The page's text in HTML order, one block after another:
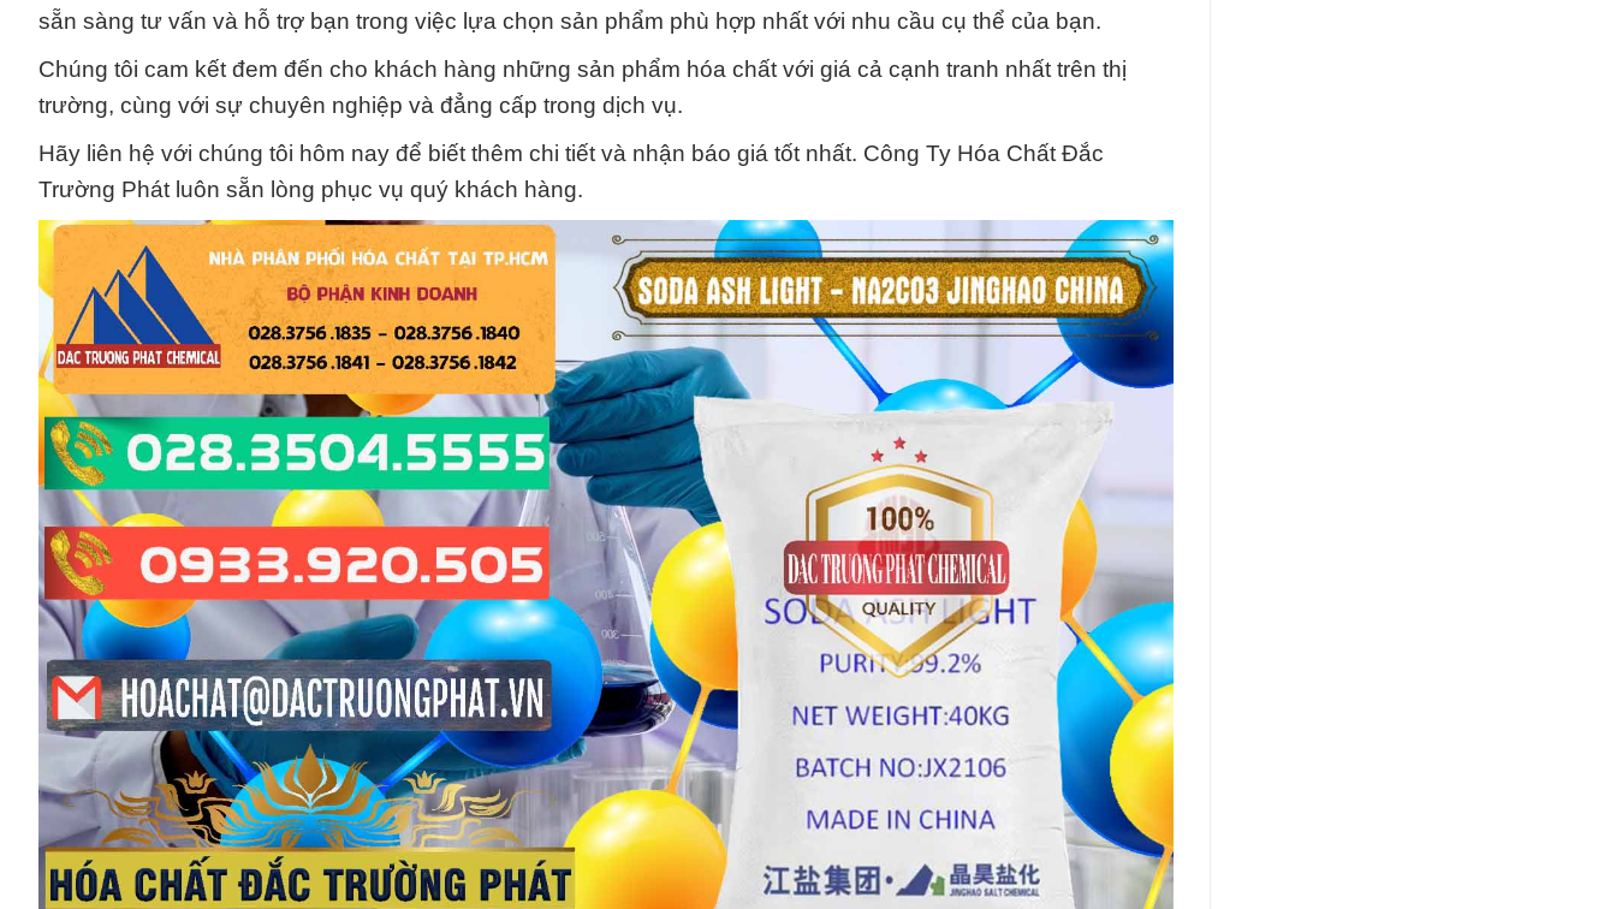
sẵn sàng tư vấn và hỗ trợ bạn trong việc lựa chọn sản phẩm phù hợp nhất với nhu cầu cụ thể của bạn.
Chúng tôi cam kết đem đến cho khách hàng những sản phẩm hóa chất với giá cả cạnh tranh nhất trên thị
trường, cùng với sự chuyên nghiệp và đẳng cấp trong dịch vụ.
Hãy liên hệ với chúng tôi hôm nay để biết thêm chi tiết và nhận báo giá tốt nhất. Công Ty Hóa Chất Đắc
Trường Phát luôn sẵn lòng phục vụ quý khách hàng.